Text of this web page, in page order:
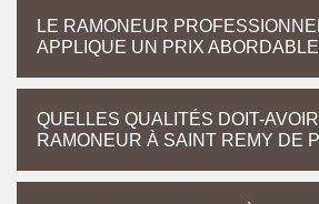
LE RAMONEUR
APPLIQUE UN PRIX
QUELLES QUALITÉS DOIT-
RAMONEUR À SAINT REMY DE